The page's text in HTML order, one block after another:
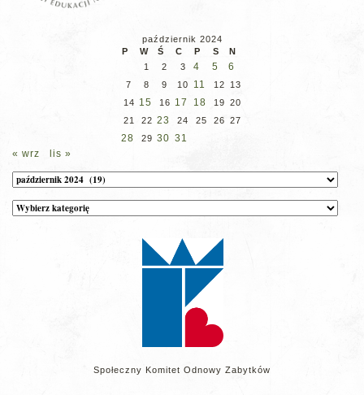
październik 2024
P
W Ś C P S
N
1
2 3 4 5 6
7 8 9 10 11 12
13
14 15 16 17 18 19 20
21
22 23 24 25 26 27
28 29 30 31
« wrz
lis »
Archiwum
Kategorie
wpisów
Społeczny Komitet Odnowy Zabytków